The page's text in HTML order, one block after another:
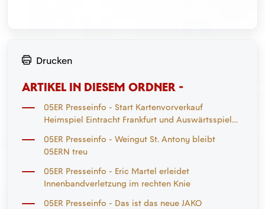
Drucken
ARTIKEL IN DIESEM ORDNER -
05ER Presseinfo - Start Kartenvorverkauf
Heimspiel Eintracht Frankfurt und Auswärtsspiel
05ER Presseinfo - Weingut St. Antony bleibt
05ERN treu
05ER Presseinfo - Eric Martel erleidet
Innenbandverletzung im rechten Knie
05ER Presseinfo - Das ist das neue JAKO